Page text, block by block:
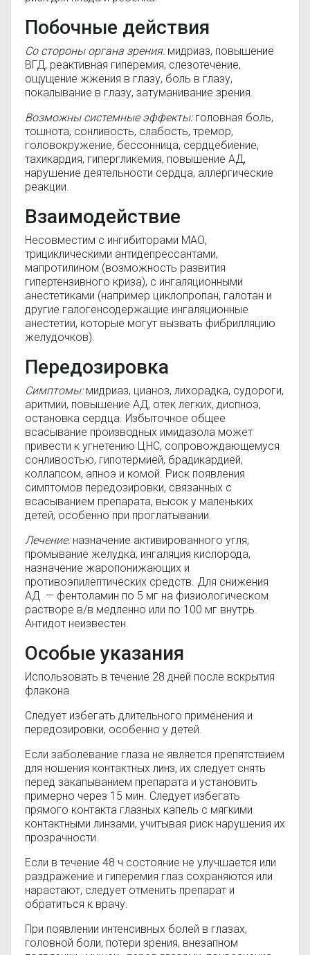
Побочные действия
Со стороны органа зрения:мидриаз, повышение
ВГД, реактивная гиперемия, слезотечение,
ощущение жжения в глазу, боль в глазу,
покалывание в глазу, затуманивание зрения.
Возможны системные эффекты:головная боль,
тошнота, сонливость, слабость, тремор,
головокружение, бессонница, сердцебиение,
тахикардия, гипергликемия, повышение АД,
нарушение деятельности сердца, аллергические
реакции.
Взаимодействие
Несовместим с ингибиторами МАО,
трициклическими антидепрессантами,
мапротилином (возможность развития
гипертензивного криза), с ингаляционными
анестетиками (например циклопропан, галотан и
другие галогенсодержащие ингаляционные
анестетии, которые могут вызвать фибрилляцию
желудочков).
Передозировка
Симптомы:мидриаз, цианоз, лихорадка, судороги,
аритмии, повышение АД, отек легких, диспноэ,
остановка сердца. Избыточное общее
всасывание производных имидазола может
привести к угнетению ЦНС, сопровождающемуся
сонливостью, гипотермией, брадикардией,
коллапсом, апноэ и комой. Риск появления
симптомов передозировки, связанных с
всасыванием препарата, высок у маленьких
детей, особенно при проглатывании.
Лечение:назначение активированного угля,
промывание желудка, ингаляция кислорода,
назначение жаропонижающих и
противоэпилептических средств. Для снижения
АД — фентоламин по 5 мг на физиологическом
растворе в/в медленно или по 100 мг внутрь.
Антидот неизвестен.
Особые указания
Использовать в течение 28 дней после вскрытия
флакона.
Следует избегать длительного применения и
передозировки, особенно у детей.
Если заболевание глаза не является препятствием
для ношения контактных линз, их следует снять
перед закапыванием препарата и установить
примерно через 15 мин. Следует избегать
прямого контакта глазных капель с мягкими
контактными линзами, учитывая риск нарушения их
прозрачности.
Если в течение 48 ч состояние не улучшается или
раздражение и гиперемия глаз сохраняются или
нарастают, следует отменить препарат и
обратиться к врачу.
При появлении интенсивных болей в глазах,
головной боли, потери зрения, внезапном